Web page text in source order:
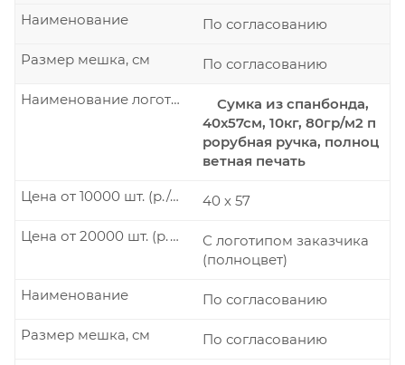
По согласованию
Наименование
По согласованию
Размер мешка, см
Сумка из спанбонда,
40х57см, 10кг, 80гр/м2 п
рорубная ручка, полноц
ветная печать
Наименование логотипа
40 х 57
Цена от 10000 шт. (р./шт.)
С логотипом заказчика
(полноцвет)
Цена от 20000 шт. (р./шт.)
По согласованию
Наименование
По согласованию
Размер мешка, см